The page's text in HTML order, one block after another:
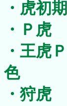
・虎
・Ｐ
・王
色
・狩